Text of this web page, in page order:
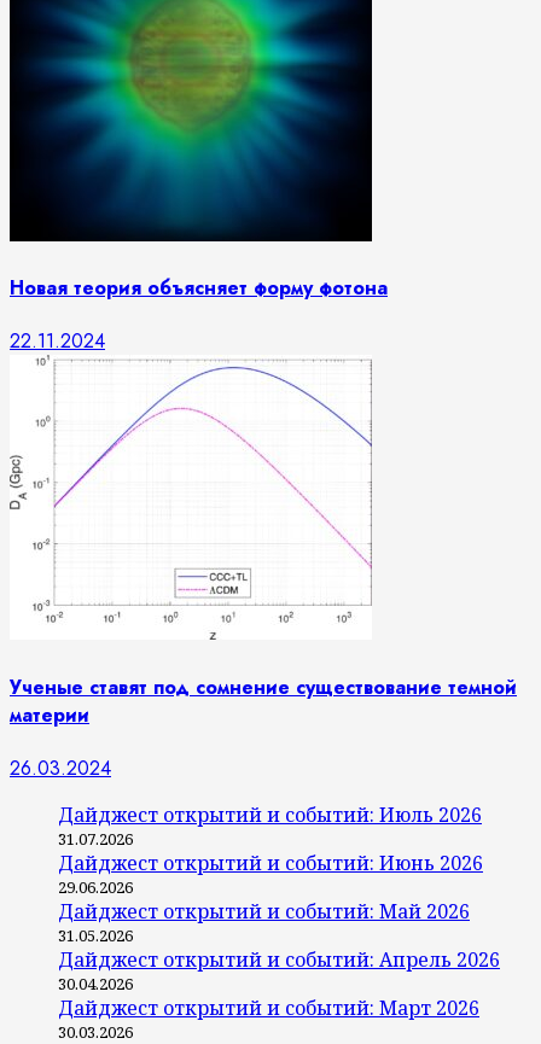
Новая теория объясняет форму фотона
22.11.2024
Ученые ставят под сомнение существование темной
материи
26.03.2024
Дайджест открытий и событий: Июль 2026
31.07.2026
Дайджест открытий и событий: Июнь 2026
29.06.2026
Дайджест открытий и событий: Май 2026
31.05.2026
Дайджест открытий и событий: Апрель 2026
30.04.2026
Дайджест открытий и событий: Март 2026
30.03.2026